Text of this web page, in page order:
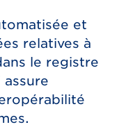
et
relatives à
le registre